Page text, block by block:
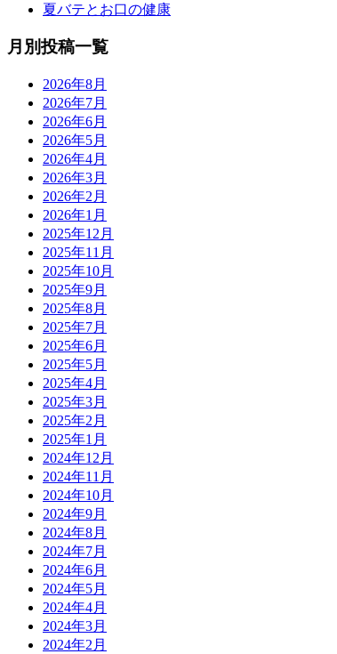
夏バテとお口の健康
月別投稿一覧
2026年8月
2026年7月
2026年6月
2026年5月
2026年4月
2026年3月
2026年2月
2026年1月
2025年12月
2025年11月
2025年10月
2025年9月
2025年8月
2025年7月
2025年6月
2025年5月
2025年4月
2025年3月
2025年2月
2025年1月
2024年12月
2024年11月
2024年10月
2024年9月
2024年8月
2024年7月
2024年6月
2024年5月
2024年4月
2024年3月
2024年2月